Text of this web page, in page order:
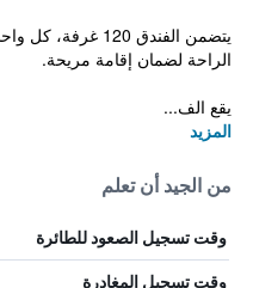
يتضمن الفندق 120
الراحة لضمان إقامة مريحة.
يقع الف...
المزيد
من الجيد أن تعلم
وقت تسجيل الصعود للطائرة
وقت تسجيل المغادرة